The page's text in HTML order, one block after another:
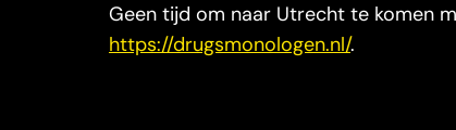
Geen tijd om naar Utrecht te komen
https://drugsmonologen.nl/.